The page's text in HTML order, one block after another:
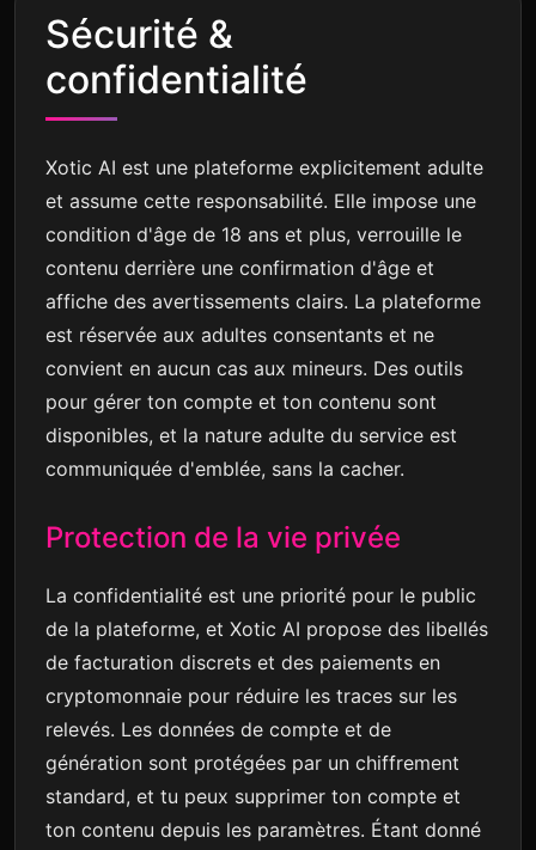
Sécurité &
confidentialité
Xotic AI est une plateforme explicitement adulte
et assume cette responsabilité. Elle impose une
condition d'âge de 18 ans et plus, verrouille le
contenu derrière une confirmation d'âge et
affiche des avertissements clairs. La plateforme
est réservée aux adultes consentants et ne
convient en aucun cas aux mineurs. Des outils
pour gérer ton compte et ton contenu sont
disponibles, et la nature adulte du service est
communiquée d'emblée, sans la cacher.
Protection de la vie privée
La confidentialité est une priorité pour le public
de la plateforme, et Xotic AI propose des libellés
de facturation discrets et des paiements en
cryptomonnaie pour réduire les traces sur les
relevés. Les données de compte et de
génération sont protégées par un chiffrement
standard, et tu peux supprimer ton compte et
ton contenu depuis les paramètres. Étant donné